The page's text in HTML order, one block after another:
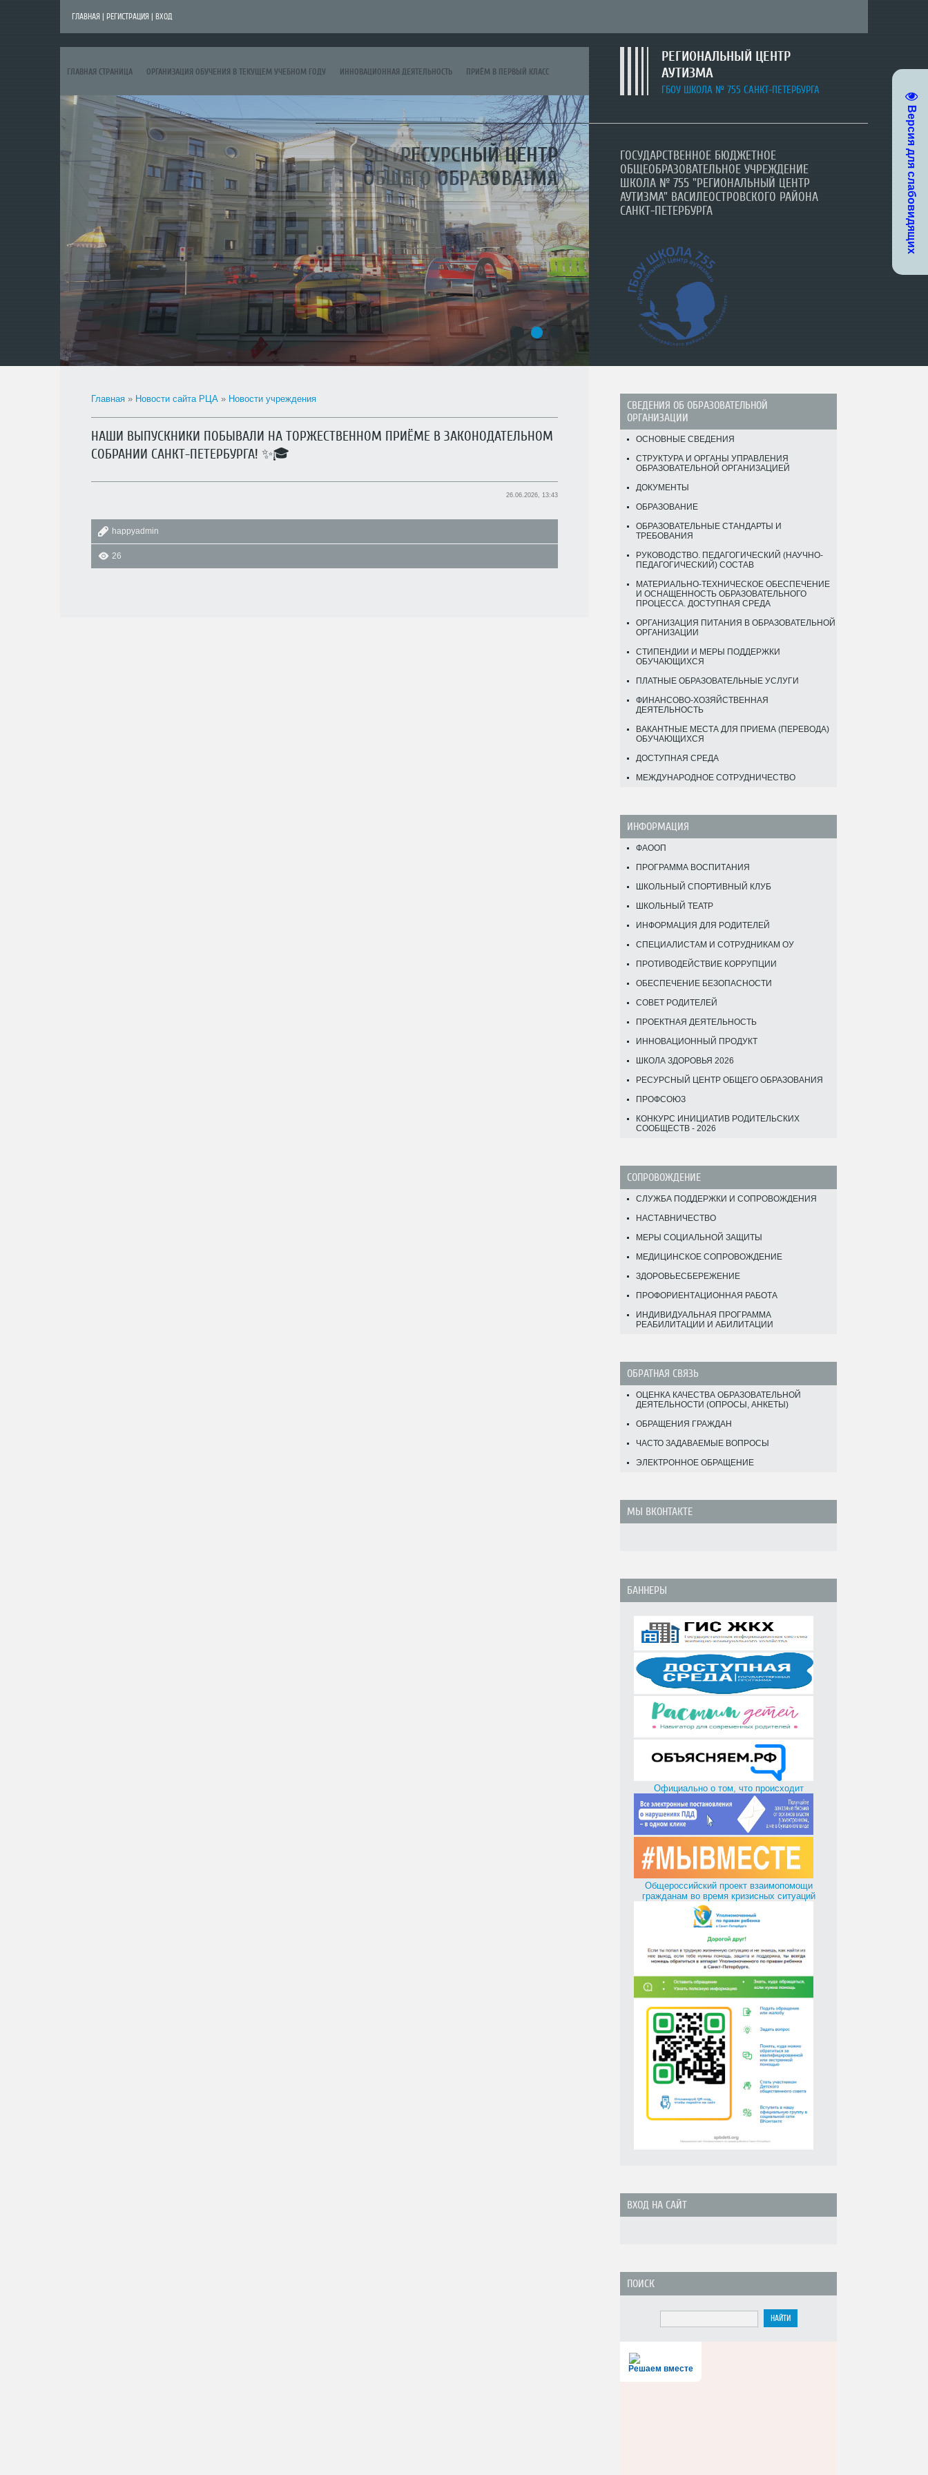
Версия для слабовидящих
ГЛАВНАЯ РЕГИСТРАЦИЯ ВХОД
РЕГИОНАЛЬНЫЙ ЦЕНТР
АУТИЗМА
ГБОУ ШКОЛА № 755 САНКТ-ПЕТЕРБУРГА
ГЛАВНАЯ СТРАНИЦА ОРГАНИЗАЦИЯ ОБУЧЕНИЯ В ТЕКУЩЕМ УЧЕБНОМ ГОДУ ИННОВАЦИОННАЯ ДЕЯТЕЛЬНОСТЬ ПРИЁМ В ПЕРВЫЙ КЛАСС
ЗАЧИСЛЕНИЕ В ДЕТСКИЙ САД (КОМПЛЕКТОВАНИЕ) ОПОРНАЯ ПЛОЩАДКА ГОРОДСКОЙ ОЗДОРОВИТЕЛЬНЫЙ ЛАГЕРЬ "СИНЯЯ ПТИЦА" НОВОСТИ
КОНКУРС ИНИЦИАТИВ РОДИТЕЛЬСКИХ СООБЩЕСТВ - 2026
РЕГИОНАЛЬНЫЙ ЦЕНТР
АУТИЗМА
ГОСУДАРСТВЕННОЕ БЮДЖЕТНОЕ
ОБЩЕОБРАЗОВАТЕЛЬНОЕ УЧРЕЖДЕНИЕ
ШКОЛА № 755 "РЕГИОНАЛЬНЫЙ ЦЕНТР
АУТИЗМА" ВАСИЛЕОСТРОВСКОГО РАЙОНА
САНКТ-ПЕТЕРБУРГА
РЕСУРСНЫЙ ЦЕНТР
ОБЩЕГО ОБРАЗОВАНИЯ
ГОСУДАРСТВЕННОЕ БЮДЖЕТНОЕ
ОБЩЕОБРАЗОВАТЕЛЬНОЕ УЧРЕЖДЕНИЕ
ШКОЛА № 755 "РЕГИОНАЛЬНЫЙ ЦЕНТР
АУТИЗМА" ВАСИЛЕОСТРОВСКОГО РАЙОНА
САНКТ-ПЕТЕРБУРГА
ГОСУДАРСТВЕННОЕ БЮДЖЕТНОЕ
ОБЩЕОБРАЗОВАТЕЛЬНОЕ УЧРЕЖДЕНИЕ
ШКОЛА № 755 "РЕГИОНАЛЬНЫЙ ЦЕНТР
АУТИЗМА" ВАСИЛЕОСТРОВСКОГО РАЙОНА
САНКТ-ПЕТЕРБУРГА
1 2
Главная » Новости сайта РЦА » Новости учреждения
НАШИ ВЫПУСКНИКИ ПОБЫВАЛИ НА ТОРЖЕСТВЕННОМ ПРИЁМЕ В ЗАКОНОДАТЕЛЬНОМ
СОБРАНИИ САНКТ-ПЕТЕРБУРГА! ✨🎓
26.06.2026, 13:43
happyadmin
26
СВЕДЕНИЯ ОБ ОБРАЗОВАТЕЛЬНОЙ
ОРГАНИЗАЦИИ
ОСНОВНЫЕ СВЕДЕНИЯ
СТРУКТУРА И ОРГАНЫ УПРАВЛЕНИЯ
ОБРАЗОВАТЕЛЬНОЙ ОРГАНИЗАЦИЕЙ
ДОКУМЕНТЫ
ОБРАЗОВАНИЕ
ОБРАЗОВАТЕЛЬНЫЕ СТАНДАРТЫ И
ТРЕБОВАНИЯ
РУКОВОДСТВО. ПЕДАГОГИЧЕСКИЙ (НАУЧНО-
ПЕДАГОГИЧЕСКИЙ) СОСТАВ
МАТЕРИАЛЬНО-ТЕХНИЧЕСКОЕ ОБЕСПЕЧЕНИЕ
И ОСНАЩЕННОСТЬ ОБРАЗОВАТЕЛЬНОГО
ПРОЦЕССА. ДОСТУПНАЯ СРЕДА
ОРГАНИЗАЦИЯ ПИТАНИЯ В ОБРАЗОВАТЕЛЬНОЙ
ОРГАНИЗАЦИИ
СТИПЕНДИИ И МЕРЫ ПОДДЕРЖКИ
ОБУЧАЮЩИХСЯ
ПЛАТНЫЕ ОБРАЗОВАТЕЛЬНЫЕ УСЛУГИ
ФИНАНСОВО-ХОЗЯЙСТВЕННАЯ
ДЕЯТЕЛЬНОСТЬ
ВАКАНТНЫЕ МЕСТА ДЛЯ ПРИЕМА (ПЕРЕВОДА)
ОБУЧАЮЩИХСЯ
ДОСТУПНАЯ СРЕДА
МЕЖДУНАРОДНОЕ СОТРУДНИЧЕСТВО
ИНФОРМАЦИЯ
ФАООП
ПРОГРАММА ВОСПИТАНИЯ
ШКОЛЬНЫЙ СПОРТИВНЫЙ КЛУБ
ШКОЛЬНЫЙ ТЕАТР
ИНФОРМАЦИЯ ДЛЯ РОДИТЕЛЕЙ
СПЕЦИАЛИСТАМ И СОТРУДНИКАМ ОУ
ПРОТИВОДЕЙСТВИЕ КОРРУПЦИИ
ОБЕСПЕЧЕНИЕ БЕЗОПАСНОСТИ
СОВЕТ РОДИТЕЛЕЙ
ПРОЕКТНАЯ ДЕЯТЕЛЬНОСТЬ
ИННОВАЦИОННЫЙ ПРОДУКТ
ШКОЛА ЗДОРОВЬЯ 2026
РЕСУРСНЫЙ ЦЕНТР ОБЩЕГО ОБРАЗОВАНИЯ
ПРОФСОЮЗ
КОНКУРС ИНИЦИАТИВ РОДИТЕЛЬСКИХ
СООБЩЕСТВ - 2026
СОПРОВОЖДЕНИЕ
СЛУЖБА ПОДДЕРЖКИ И СОПРОВОЖДЕНИЯ
НАСТАВНИЧЕСТВО
МЕРЫ СОЦИАЛЬНОЙ ЗАЩИТЫ
МЕДИЦИНСКОЕ СОПРОВОЖДЕНИЕ
ЗДОРОВЬЕСБЕРЕЖЕНИЕ
ПРОФОРИЕНТАЦИОННАЯ РАБОТА
ИНДИВИДУАЛЬНАЯ ПРОГРАММА
РЕАБИЛИТАЦИИ И АБИЛИТАЦИИ
ОБРАТНАЯ СВЯЗЬ
ОЦЕНКА КАЧЕСТВА ОБРАЗОВАТЕЛЬНОЙ
ДЕЯТЕЛЬНОСТИ (ОПРОСЫ, АНКЕТЫ)
ОБРАЩЕНИЯ ГРАЖДАН
ЧАСТО ЗАДАВАЕМЫЕ ВОПРОСЫ
ЭЛЕКТРОННОЕ ОБРАЩЕНИЕ
МЫ ВКОНТАКТЕ
БАННЕРЫ
Официально о том, что происходит
Общероссийский проект взаимопомощи
гражданам во время кризисных ситуаций
ВХОД НА САЙТ
ПОИСК
Решаем вместе